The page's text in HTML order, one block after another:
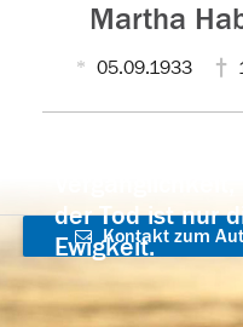
Martha
05.09.1933
der Tod ist nur
Ewigkeit.
Kontakt zum
aufnehmen